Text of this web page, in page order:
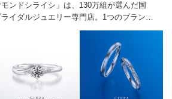
モンドシライシ」は、130万組が選んだ国
イダルジュエリー専門店。1つのブランド
級の700種類以上の豊富なデザインを取り
の「似合う」と「好き」を同時に叶えた満
きる指輪をご提案しています。多くのお客
だけている、一生身に着けるための指輪
購入後のアフターサービスをぜひ一度店
ださい。